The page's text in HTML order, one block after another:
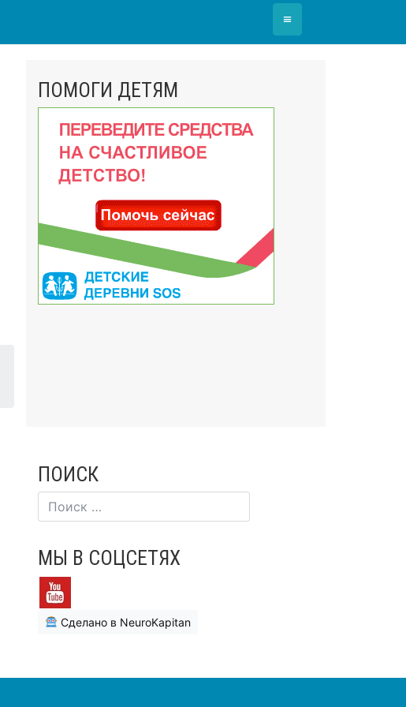
≡
ПОМОГИ ДЕТЯМ
ПОИСК
МЫ В СОЦСЕТЯХ
Сделано в NeuroKapitan